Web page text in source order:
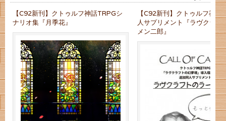
【C92新刊】クトゥルフ神話TRPGシ
ナリオ集『月季花』
【C92新刊】クトゥルフ神話
人サプリメント『ラヴクラフ
メン二郎』